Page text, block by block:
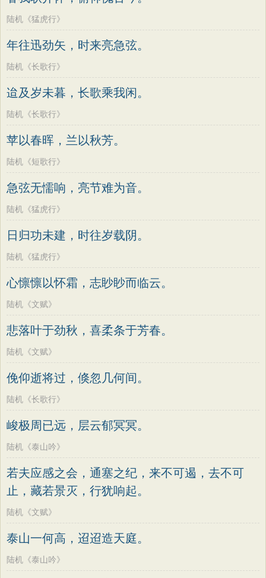
陆机《猛虎行》
年往迅劲矢，时来亮急弦。
陆机《长歌行》
迨及岁未暮，长歌乘我闲。
陆机《长歌行》
苹以春晖，兰以秋芳。
陆机《短歌行》
急弦无懦响，亮节难为音。
陆机《猛虎行》
日归功未建，时往岁载阴。
陆机《猛虎行》
心懔懔以怀霜，志眇眇而临云。
陆机《文赋》
悲落叶于劲秋，喜柔条于芳春。
陆机《文赋》
俛仰逝将过，倏忽几何间。
陆机《长歌行》
峻极周已远，层云郁冥冥。
陆机《泰山吟》
若夫应感之会，通塞之纪，来不可遏，去不可
止，藏若景灭，行犹响起。
陆机《文赋》
泰山一何高，迢迢造天庭。
陆机《泰山吟》